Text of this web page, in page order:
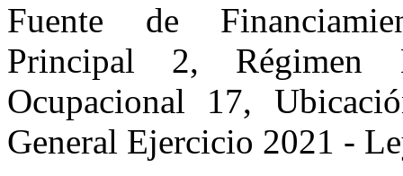
Fuente de
Principal 2, Régimen
Ocupacional 17,
General Ejercicio 2021 -